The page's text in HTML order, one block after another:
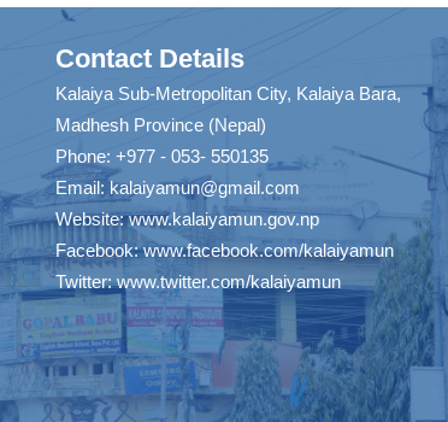
Contact Details
Kalaiya Sub-Metropolitan City, Kalaiya Bara,
Madhesh Province (Nepal)
Phone: +977 - 053- 550135
Email:kalaiyamun@gmail.com
Website:www.kalaiyamun.gov.np
Facebook:www.facebook.com/kalaiyamun
Twitter:www.twitter.com/kalaiyamun